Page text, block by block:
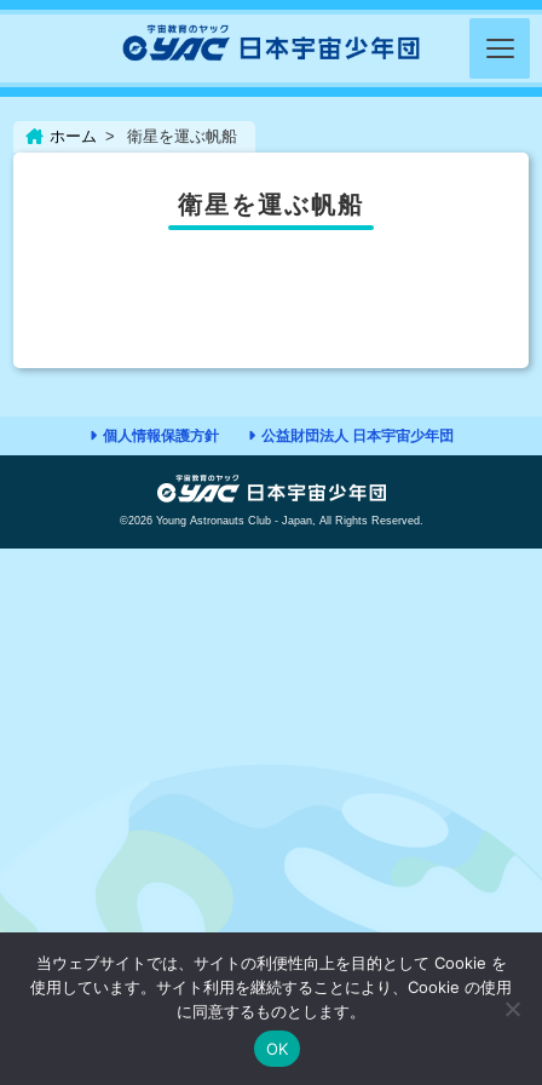
ホーム 衛星を運ぶ帆船
衛星を運ぶ帆船
個人情報保護方針 公益財団法人 日本宇宙少年団
©2026 Young Astronauts Club - Japan, All Rights Reserved.
当ウェブサイトでは、サイトの利便性向上を目的として Cookie を
使用しています。サイト利用を継続することにより、Cookie の使用
に同意するものとします。
OK